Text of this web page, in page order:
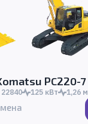
PC220-7
125 кВт 1,26 м